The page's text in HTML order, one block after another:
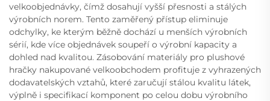
velkoobjednávky, čímž dosahují vyšší přesnosti a stálých
výrobních norem. Tento zaměřený přístup eliminuje
odchylky, ke kterým běžně dochází u menších výrobních
sérií, kde více objednávek soupeří o výrobní kapacity a
dohled nad kvalitou. Zásobování materiály pro plushové
hračky nakupované velkoobchodem profituje z vyhrazených
dodavatelských vztahů, které zaručují stálou kvalitu látek,
výplně i specifikací komponent po celou dobu výrobního